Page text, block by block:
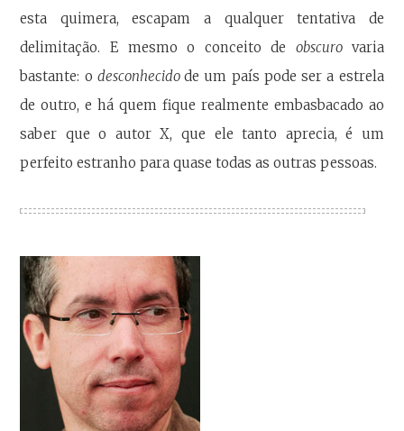
esta quimera, escapam a qualquer tentativa de
delimitação. E mesmo o conceito de obscuro varia
bastante: o desconhecidode um país pode ser a estrela
de outro, e há quem fique realmente embasbacado ao
saber que o autor X, que ele tanto aprecia, é um
perfeito estranho para quase todas as outras pessoas.